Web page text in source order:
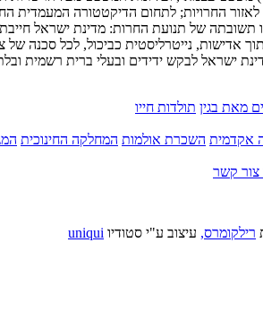
החרויות; לתחום הדיקטטורה המעמדית
תשובתה של תנועת החרות: מדינת ישראל
מתוך אדישות, נייטרליסטית כביכול, לכל
ישראל לבקש ידידים ובעלי ברית רשמית
מאת בגין תולדות חייו
אקדמית השכרת אולמות המחלקה החינוכית
צור קשר
רילקומרס, עיצוב ע"י סטודיו uniqui